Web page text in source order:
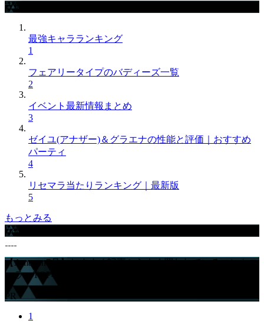
攻略記事ランキング
最強キャラランキング
1
フェアリータイプのバディーズ一覧
2
イベント最新情報まとめ
3
ゼイユ(アナザー)＆グラエナの性能と評価｜おすすめ
パーティ
4
リセマラ当たりランキング｜最新版
5
もっとみる
GameWithからのお知らせ
【Amazon7月】おすすめ記事からよく買われているコントロ
ーラーTOP4
PR
1